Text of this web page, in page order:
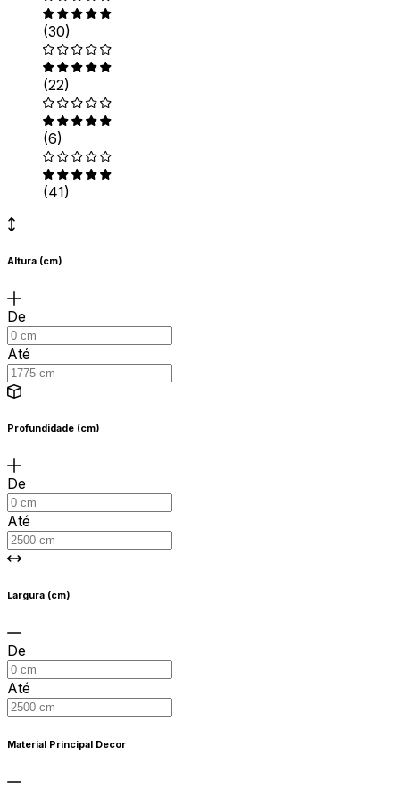
(30)
(22)
(6)
(41)
Altura (cm)
De
Até
Profundidade (cm)
De
Até
Largura (cm)
De
Até
Material Principal Decor